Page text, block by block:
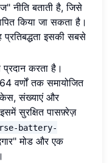
नीति बताती है, जिसे
किया जा सकता है।
प्रतिबद्धता इसकी सबसे
करता है।
वर्णों तक समायोजित
संख्याएं और
सुरक्षित पासफ़्रेज़
battery-
मोड और एक